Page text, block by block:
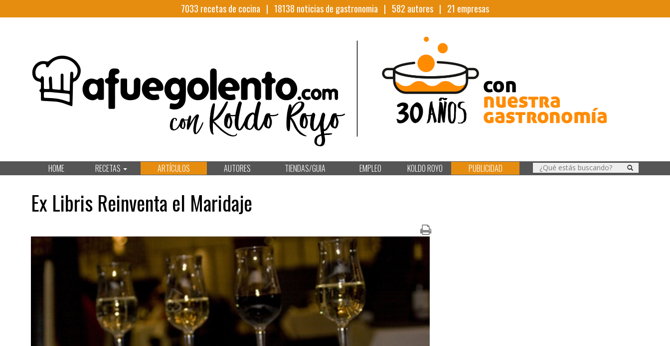
7033 recetas de cocina | 18138 noticias de gastronomia | 582 autores | 21 empresas
HOME RECETAS ARTÍCULOS AUTORES TIENDAS/GUIA EMPLEO KOLDO ROYO PUBLICIDAD
Ex Libris Reinventa el Maridaje